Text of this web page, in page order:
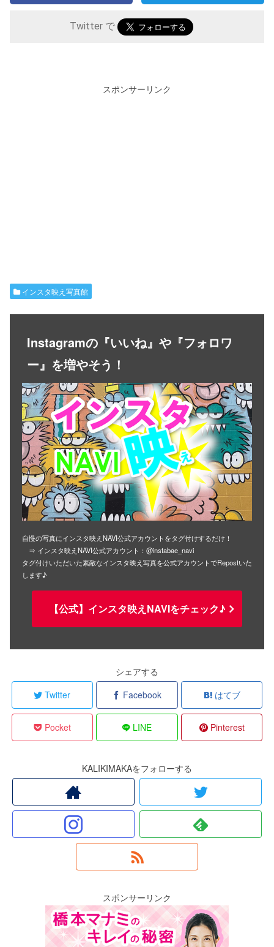
Twitter で
スポンサーリンク
インスタ映え写真館
Instagramの『いいね』や『フォロワ
ー』を増やそう！
自慢の写真にインスタ映えNAVI公式アカウントをタグ付けするだけ！
⇒ インスタ映えNAVI公式アカウント：@instabae_navi
タグ付けいただいた素敵なインスタ映え写真を公式アカウントでRepostいた
します♪
【公式】インスタ映えNAVIをチェック♪
シェアする
Twitter
Facebook はてブ
Pocket LINE Pinterest
KALIKIMAKAをフォローする
スポンサーリンク